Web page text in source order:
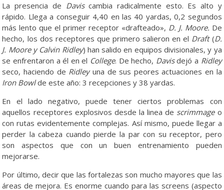
La presencia de Daviscambia radicalmente esto. Es alto y
rápido. Llega a conseguir 4,40 en las 40 yardas, 0,2 segundos
más lento que el primer receptor «drafteado», D. J. Moore. De
hecho, los dos receptores que primero salieron en el Draft(D.
J. Moore y Calvin Ridley) han salido en equipos divisionales, y ya
se enfrentaron a él en el College. De hecho, Davisdejó a Ridley
seco, haciendo de Ridleyuna de sus peores actuaciones en la
Iron Bowlde este año: 3 recepciones y 38 yardas.
En el lado negativo, puede tener ciertos problemas con
aquellos receptores explosivos desde la linea de scrimmageo
con rutas evidentemente complejas. Así mismo, puede llegar a
perder la cabeza cuando pierde la par con su receptor, pero
son aspectos que con un buen entrenamiento pueden
mejorarse.
Por último, decir que las fortalezas son mucho mayores que las
áreas de mejora. Es enorme cuando para las screens (aspecto